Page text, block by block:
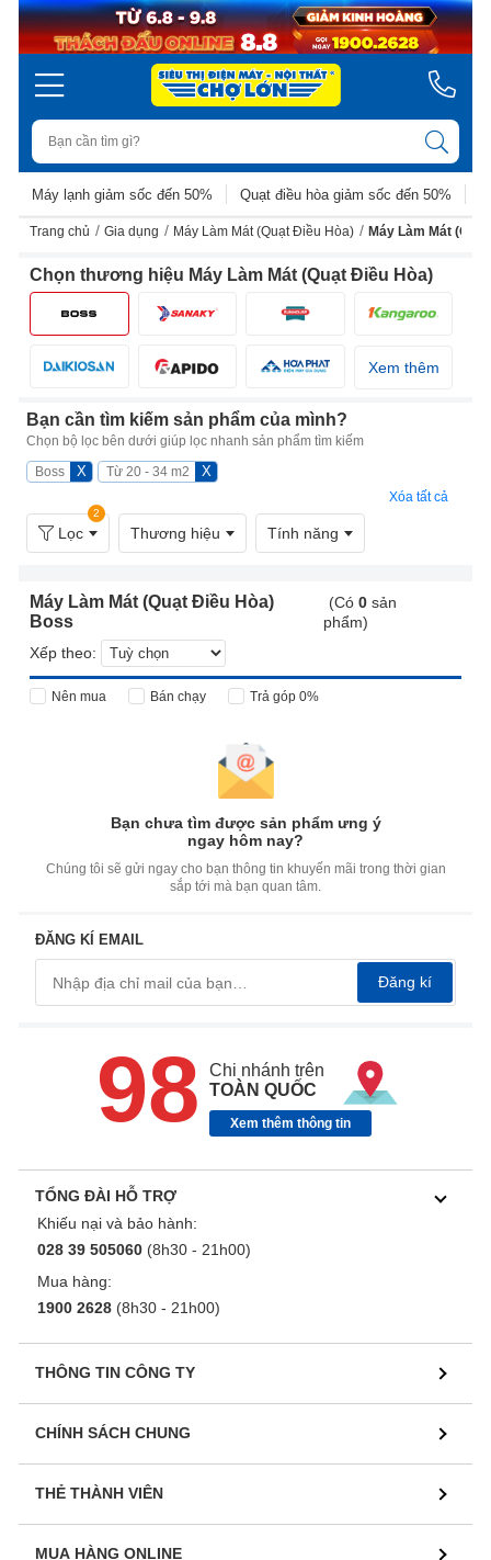
Máy lạnh giảm sốc đến 50% Quạt điều hòa giảm sốc đến 50%
Trang chủ / Gia dụng / Máy Làm Mát (Quạt Điều Hòa) / Máy Làm Mát
Chọn thương hiệu Máy Làm Mát (Quạt Điều Hòa)
Xem thêm
Bạn cần tìm kiếm sản phẩm của mình?
Chọn bộ lọc bên dưới giúp lọc nhanh sản phẩm tìm kiếm
Boss
X Từ 20 - 34 m2 X
Xóa tất cả
2
Lọc Thương hiệu Tính năng
Máy Làm Mát (Quạt Điều Hòa)
Boss
(Có0 sản
phẩm)
Xếp theo:
Nên mua Bán chạy Trả góp 0%
Bạn chưa tìm được sản phẩm ưng ý
ngay hôm nay?
Chúng tôi sẽ gửi ngay cho bạn thông tin khuyến mãi trong thời gian
sắp tới mà bạn quan tâm.
ĐĂNG KÍ EMAIL
Đăng kí
98
Chi nhánh trên
TOÀN QUỐC
Xem thêm thông tin
TỔNG ĐÀI HỖ TRỢ
Khiếu nại và bảo hành:
028 39 505060 (8h30 - 21h00)
Mua hàng:
1900 2628 (8h30 - 21h00)
THÔNG TIN CÔNG TY
CHÍNH SÁCH CHUNG
THẺ THÀNH VIÊN
MUA HÀNG ONLINE